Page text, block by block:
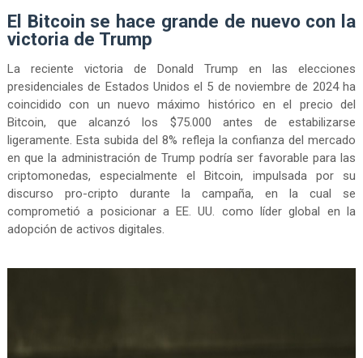
El Bitcoin se hace grande de nuevo con la
victoria de Trump
La reciente victoria de Donald Trump en las elecciones
presidenciales de Estados Unidos el 5 de noviembre de 2024 ha
coincidido con un nuevo máximo histórico en el precio del
Bitcoin, que alcanzó los $75.000 antes de estabilizarse
ligeramente. Esta subida del 8% refleja la confianza del mercado
en que la administración de Trump podría ser favorable para las
criptomonedas, especialmente el Bitcoin, impulsada por su
discurso pro-cripto durante la campaña, en la cual se
comprometió a posicionar a EE. UU. como líder global en la
adopción de activos digitales.